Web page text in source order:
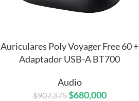
Auriculares Poly Voyager Free 60 +
Adaptador USB-A BT700
Audio
$907,375$680,000